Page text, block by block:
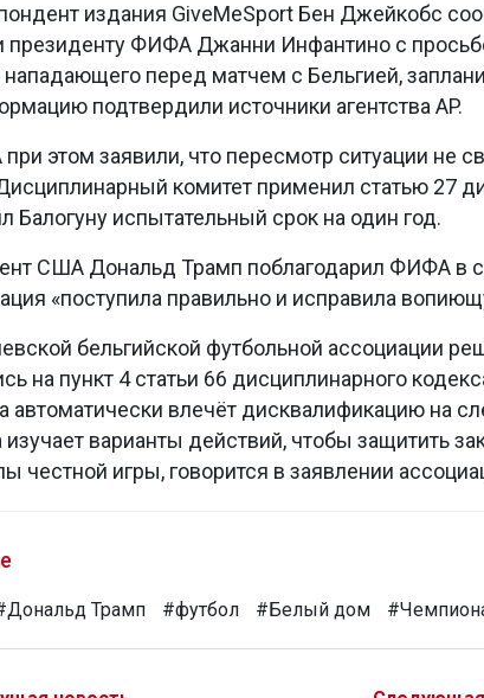
издания GiveMeSport Бен Джейкобс
президенту ФИФА Джанни Инфантино с
нападающего перед матчем с Бельгией,
подтвердили источники агентства AP.
этом заявили, что пересмотр ситуации не
комитет применил статью 27
Балогуну испытательный срок на один год.
США Дональд Трамп поблагодарил ФИФА в
«поступила правильно и исправила
бельгийской футбольной ассоциации
на пункт 4 статьи 66 дисциплинарного
автоматически влечёт дисквалификацию на
изучает варианты действий, чтобы защитить
честной игры, говорится в заявлении
Трамп #футбол #Белый дом